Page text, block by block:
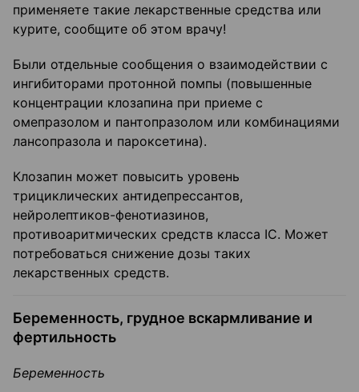
применяете такие лекарственные средства или
курите, сообщите об этом врачу!
Были отдельные сообщения о взаимодействии с
ингибиторами протонной помпы (повышенные
концентрации клозапина при приеме с
омепразолом и пантопразолом или комбинациями
лансопразола и пароксетина).
Клозапин может повысить уровень
трициклических антидепрессантов,
нейролептиков-фенотиазинов,
противоаритмических средств класса IC. Может
потребоваться снижение дозы таких
лекарственных средств.
Беременность, грудное вскармливание и
фертильность
Беременность